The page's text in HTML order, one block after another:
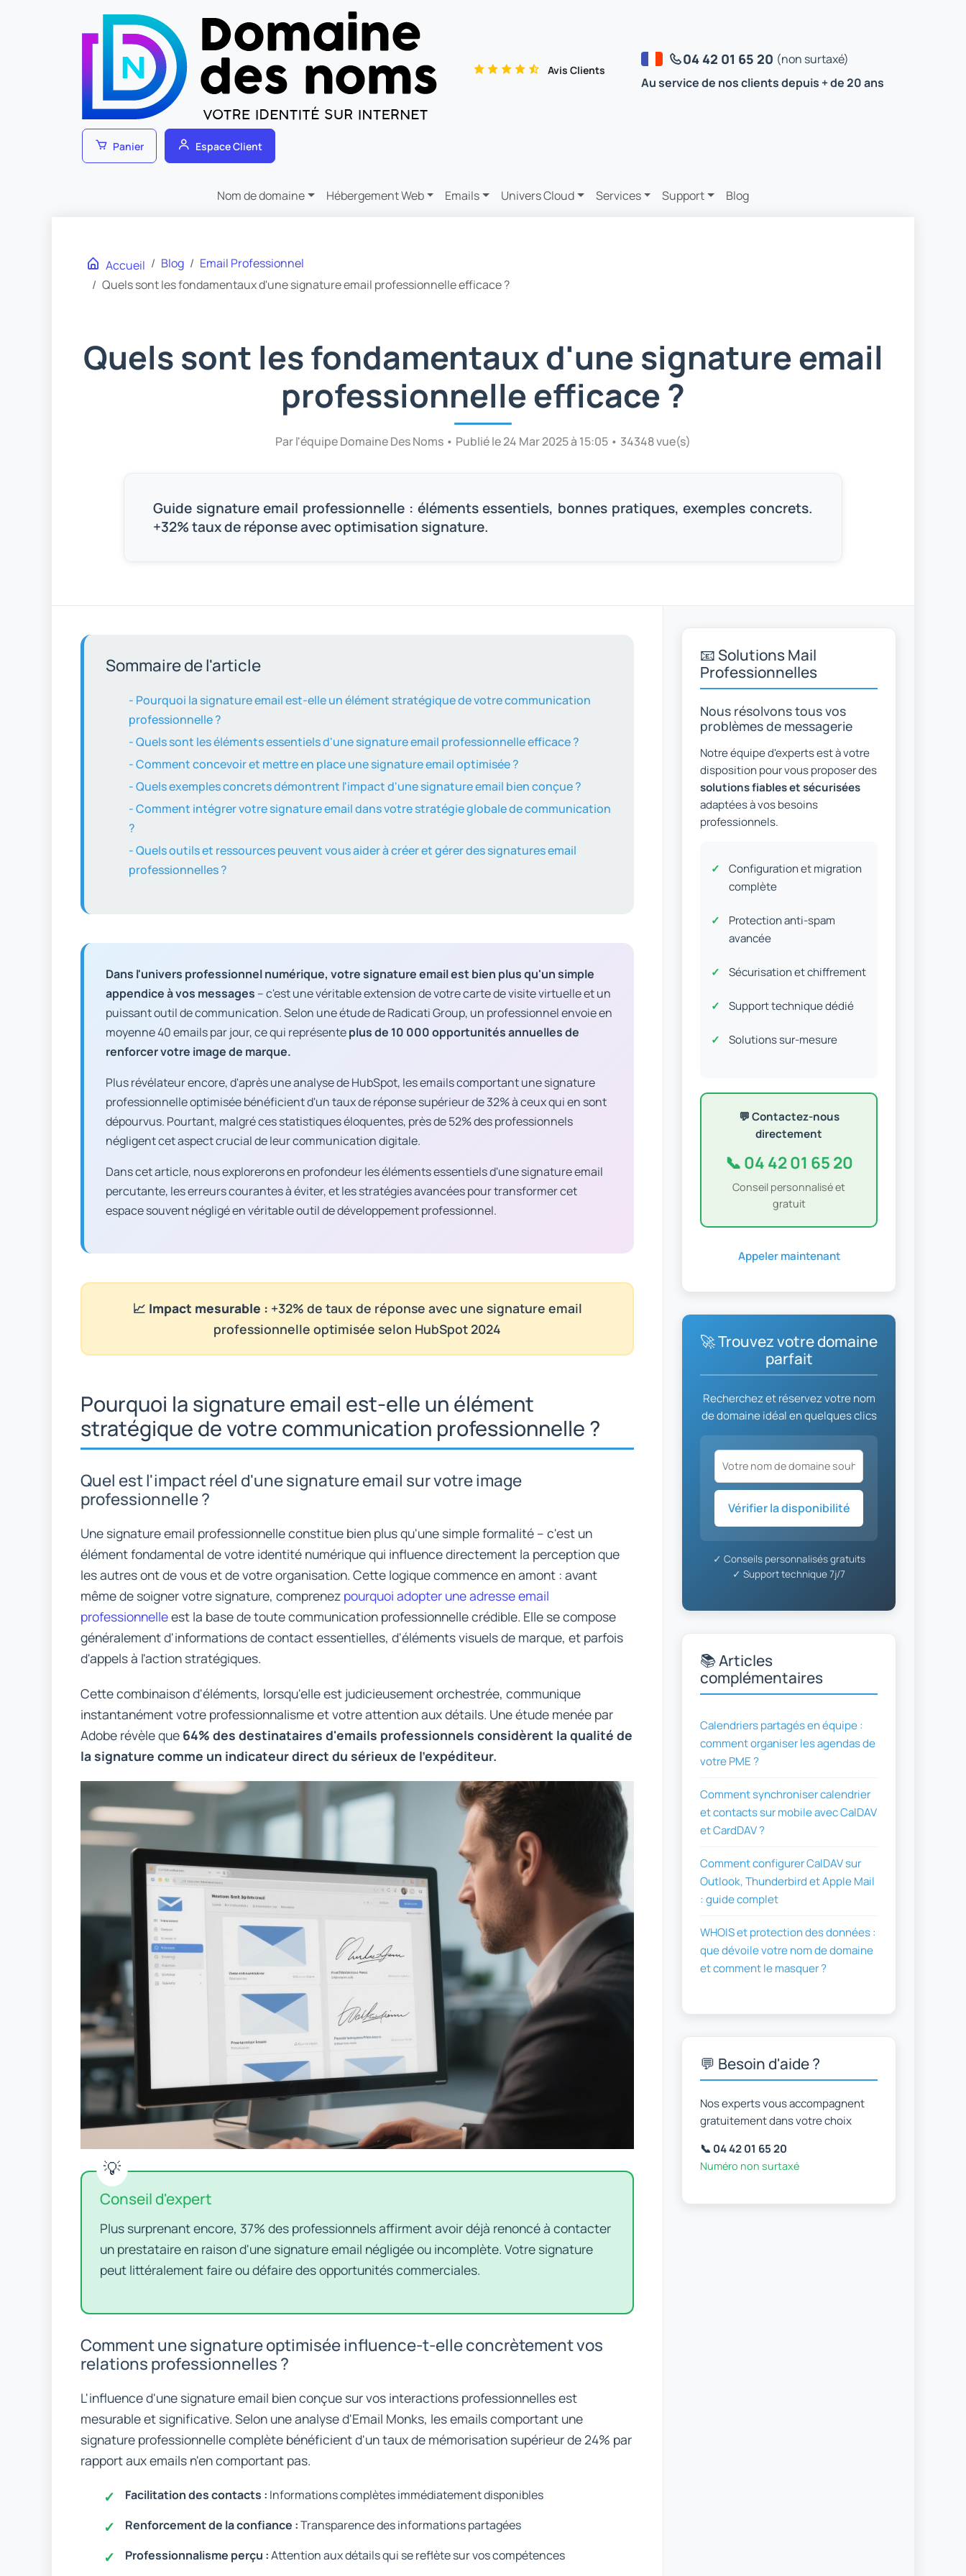
Avis Clients
04 42 01 65 20 (non surtaxé)
Au service de nos clients depuis + de 20 ans
Panier Espace Client
Nom de domaine Hébergement Web Emails Univers Cloud Services Support Blog
Accueil Blog
Email Professionnel
Quels sont les fondamentaux d'une signature email professionnelle efficace ?
Quels sont les fondamentaux d'une signature email
professionnelle efficace ?
Par l'équipe Domaine Des Noms • Publié le 24 Mar 2025 à 15:05 • 34348 vue(s)
Guide signature email professionnelle : éléments essentiels, bonnes pratiques, exemples concrets.
+32% taux de réponse avec optimisation signature.
Sommaire de l'article
- Pourquoi la signature email est-elle un élément stratégique de votre communication
professionnelle ?
- Quels sont les éléments essentiels d'une signature email professionnelle efficace ?
- Comment concevoir et mettre en place une signature email optimisée ?
- Quels exemples concrets démontrent l'impact d'une signature email bien conçue ?
- Comment intégrer votre signature email dans votre stratégie globale de communication
?
- Quels outils et ressources peuvent vous aider à créer et gérer des signatures email
professionnelles ?
Dans l'univers professionnel numérique, votre signature email est bien plus qu'un simple
appendice à vos messages – c'est une véritable extension de votre carte de visite virtuelle et un
puissant outil de communication. Selon une étude de Radicati Group, un professionnel envoie en
moyenne 40 emails par jour, ce qui représenteplus de 10 000 opportunités annuelles de
renforcer votre image de marque.
Plus révélateur encore, d'après une analyse de HubSpot, les emails comportant une signature
professionnelle optimisée bénéficient d'un taux de réponse supérieur de 32% à ceux qui en sont
dépourvus. Pourtant, malgré ces statistiques éloquentes, près de 52% des professionnels
négligent cet aspect crucial de leur communication digitale.
Dans cet article, nous explorerons en profondeur les éléments essentiels d'une signature email
percutante, les erreurs courantes à éviter, et les stratégies avancées pour transformer cet
espace souvent négligé en véritable outil de développement professionnel.
📈 Impact mesurable : +32% de taux de réponse avec une signature email
professionnelle optimisée selon HubSpot 2024
Pourquoi la signature email est-elle un élément
stratégique de votre communication professionnelle ?
Quel est l'impact réel d'une signature email sur votre image
professionnelle ?
Une signature email professionnelle constitue bien plus qu'une simple formalité – c'est un
élément fondamental de votre identité numérique qui influence directement la perception que
les autres ont de vous et de votre organisation. Cette logique commence en amont : avant
même de soigner votre signature, comprenez pourquoi adopter une adresse email
professionnelleest la base de toute communication professionnelle crédible. Elle se compose
généralement d'informations de contact essentielles, d'éléments visuels de marque, et parfois
d'appels à l'action stratégiques.
Cette combinaison d'éléments, lorsqu'elle est judicieusement orchestrée, communique
instantanément votre professionnalisme et votre attention aux détails. Une étude menée par
Adobe révèle que 64% des destinataires d'emails professionnels considèrent la qualité de
la signature comme un indicateur direct du sérieux de l'expéditeur.
Conseil d'expert
Plus surprenant encore, 37% des professionnels affirment avoir déjà renoncé à contacter
un prestataire en raison d'une signature email négligée ou incomplète. Votre signature
peut littéralement faire ou défaire des opportunités commerciales.
Comment une signature optimisée influence-t-elle concrètement vos
relations professionnelles ?
L'influence d'une signature email bien conçue sur vos interactions professionnelles est
mesurable et significative. Selon une analyse d'Email Monks, les emails comportant une
signature professionnelle complète bénéficient d'un taux de mémorisation supérieur de 24% par
rapport aux emails n'en comportant pas.
Facilitation des contacts : Informations complètes immédiatement disponibles
Renforcement de la confiance :Transparence des informations partagées
Professionnalisme perçu :Attention aux détails qui se reflète sur vos compétences
📧 Solutions Mail
Professionnelles
Nous résolvons tous vos
problèmes de messagerie
Notre équipe d'experts est à votre
disposition pour vous proposer des
solutions fiables et sécurisées
adaptées à vos besoins
professionnels.
Configuration et migration
complète
Protection anti-spam
avancée
Sécurisation et chiffrement
Support technique dédié
Solutions sur-mesure
💬 Contactez-nous
directement
📞 04 42 01 65 20
Conseil personnalisé et
gratuit
Appeler maintenant
🚀 Trouvez votre domaine
parfait
Recherchez et réservez votre nom
de domaine idéal en quelques clics
Vérifier la disponibilité
✓ Conseils personnalisés gratuits
✓ Support technique 7j/7
📚 Articles
complémentaires
Calendriers partagés en équipe :
comment organiser les agendas de
votre PME ?
Comment synchroniser calendrier
et contacts sur mobile avec CalDAV
et CardDAV ?
Comment configurer CalDAV sur
Outlook, Thunderbird et Apple Mail
: guide complet
WHOIS et protection des données :
que dévoile votre nom de domaine
et comment le masquer ?
💬 Besoin d'aide ?
Nos experts vous accompagnent
gratuitement dans votre choix
📞 04 42 01 65 20
Numéro non surtaxé